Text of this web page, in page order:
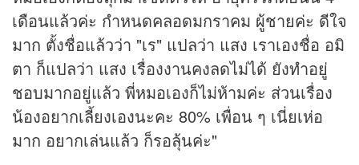
เดือนแล้วค่ะ กำหนดคลอดมกราคม ผู้ชายค่ะ ดีใจ
มาก ตั้งชื่อแล้วว่า "เร" แปลว่า แสง เราเองชื่อ อมิ
ตา ก็แปลว่า แสง เรื่องงานคงลดไม่ได้ ยังทำอยู่
ชอบมากอยู่แล้ว พี่หมอเองก็ไม่ห้ามค่ะ ส่วนเรื่อง
น้องอยากเลี้ยงเองนะคะ 80% เพื่อน ๆ เนี่ยเห่อ
มาก อยากเล่นแล้ว ก็รอลุ้นค่ะ"